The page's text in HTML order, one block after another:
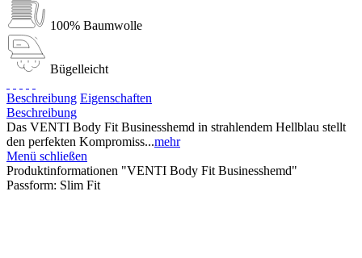
100% Baumwolle
Bügelleicht
Beschreibung Eigenschaften
Beschreibung
Das VENTI Body Fit Businesshemd in strahlendem Hellblau stellt
den perfekten Kompromiss...mehr
Menü schließen
Produktinformationen "VENTI Body Fit Businesshemd"
Passform: Slim Fit